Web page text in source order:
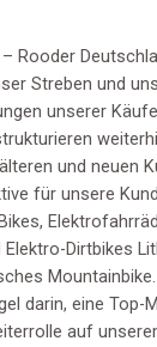
t
s
Rooder
Streben und
unserer
und neuen
für unsere
Dirtbikes
darin, eine Top-
auf